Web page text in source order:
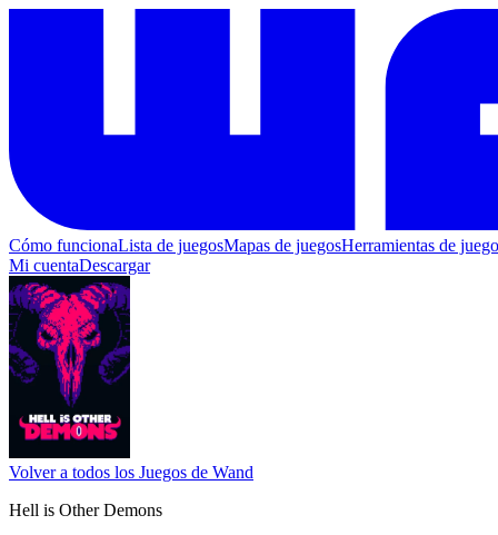
Cómo funcionaLista de juegosMapas de juegosHerramientas de juego
Mi cuentaDescargar
Volver a todos los Juegos de Wand
Hell is Other Demons